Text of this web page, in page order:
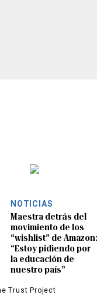
NOTICIAS
Maestra detrás del
movimiento de los
“wishlist” de Amazon:
“Estoy pidiendo por
la educación de
nuestro país”